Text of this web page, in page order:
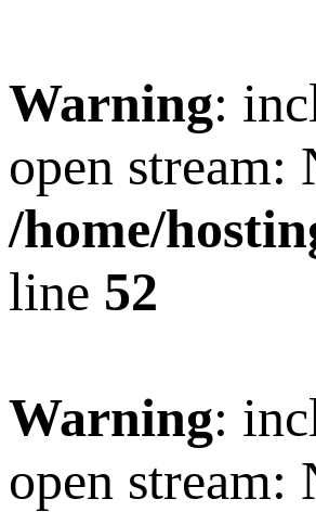
Warning:
open
/home/
line 52
Warning:
open